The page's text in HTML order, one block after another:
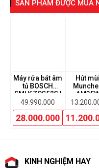
7 năm trước.
BAT
An Thịnh trân
7 năm trước.
N
Khanh Nguyễn
Bếp chất lượng ổn định,
Cảm ơn anh ạ
SẢN PHẨM ĐƯỢC MUA
Máy rửa bát âm
tủ BOSCH
SMU6ZCS52S |
Serie 6
49.990.000
28.000.000
Hút mùi
KINH NGHIỆM HAY